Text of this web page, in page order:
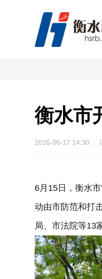
衡水市
2026-06-17 14:30
6月15日，衡水
动由市防范和打
局、市法院等13